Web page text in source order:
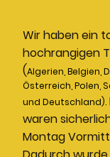
Wir haben ein
hochrangigen
(Algerien, Belgien,
Österreich, Polen,
und Deutschland).
waren
Montag